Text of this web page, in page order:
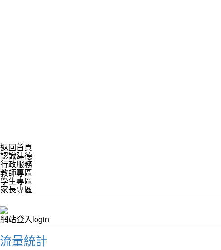
返回首頁
認識建德
行政服務
教師專區
學生專區
家長專區
網站登入login
流量統計